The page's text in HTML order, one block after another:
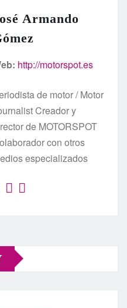
Armando
http://motorspot.es
de motor / Motor
Creador y
de MOTORSPOT
con otros
especializados